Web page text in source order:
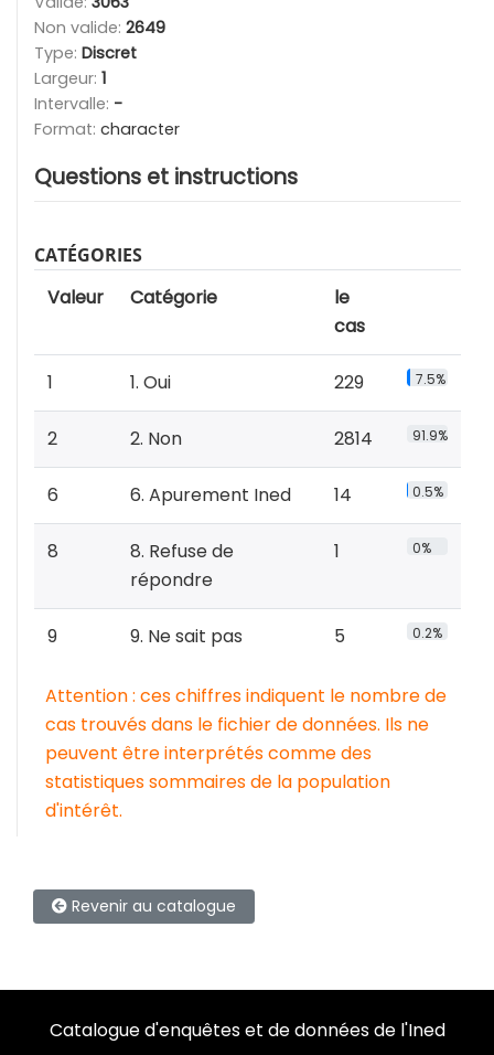
Non valide: 2649
Type: Discret
Largeur: 1
Intervalle: -
Format: character
Questions et instructions
CATÉGORIES
Valeur Catégorie
le
cas
1 1. Oui 229 7.5%
2 2. Non 2814 91.9%
6 6. Apurement Ined 14 0.5%
8
8. Refuse de
répondre
1 0%
9 9. Ne sait pas 5 0.2%
Attention : ces chiffres indiquent le nombre de
cas trouvés dans le fichier de données. Ils ne
peuvent être interprétés comme des
statistiques sommaires de la population
d'intérêt.
Revenir au catalogue
Catalogue d'enquêtes et de données de l'Ined